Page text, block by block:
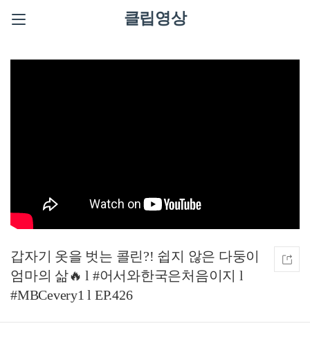
클립영상
갑자기 옷을 벗는 콜린?! 쉽지 않은 다둥이
엄마의 삶🔥 l #어서와한국은처음이지 l
#MBCevery1 l EP.426